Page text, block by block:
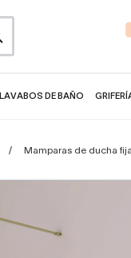
LAVABOS DE BAÑO
Mamparas de ducha